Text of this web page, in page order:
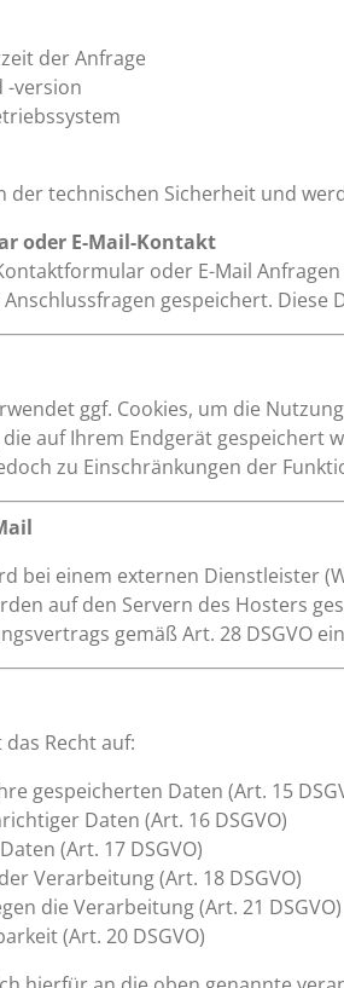
der Anfrage
-version
der technischen Sicherheit und
oder E-Mail-Kontakt
oder E-Mail
gespeichert.
ggf. Cookies, um die
auf Ihrem Endgerät gespeichert
zu Einschränkungen der
bei einem externen Dienstleister
auf den Servern des Hosters
gemäß Art. 28 DSGVO
Recht auf:
gespeicherten Daten (Art. 15
Daten (Art. 16 DSGVO)
(Art. 17 DSGVO)
Verarbeitung (Art. 18 DSGVO)
die Verarbeitung (Art. 21 DSGVO)
(Art. 20 DSGVO)